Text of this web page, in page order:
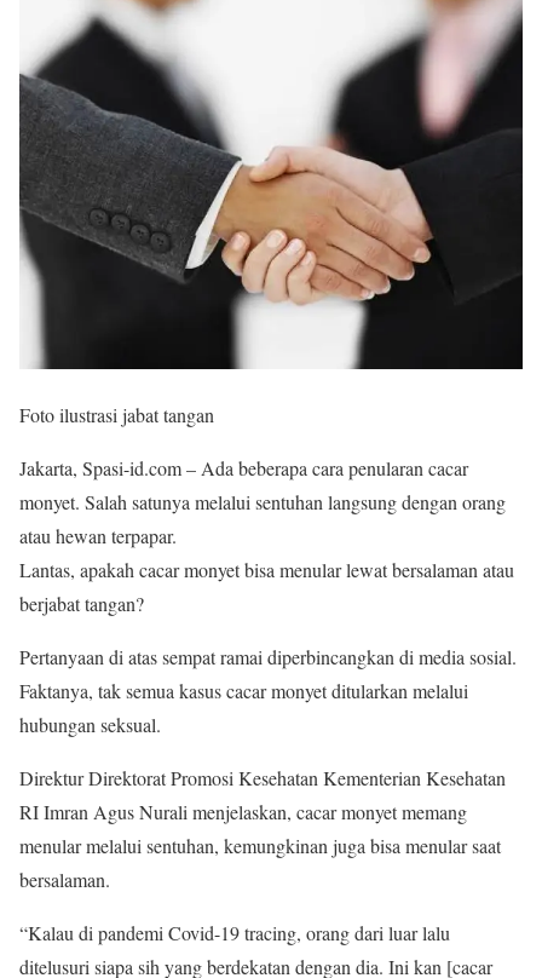
Foto ilustrasi jabat tangan
Jakarta, Spasi-id.com – Ada beberapa cara penularan cacar
monyet. Salah satunya melalui sentuhan langsung dengan orang
atau hewan terpapar.
Lantas, apakah cacar monyet bisa menular lewat bersalaman atau
berjabat tangan?
Pertanyaan di atas sempat ramai diperbincangkan di media sosial.
Faktanya, tak semua kasus cacar monyet ditularkan melalui
hubungan seksual.
Direktur Direktorat Promosi Kesehatan Kementerian Kesehatan
RI Imran Agus Nurali menjelaskan, cacar monyet memang
menular melalui sentuhan, kemungkinan juga bisa menular saat
bersalaman.
“Kalau di pandemi Covid-19 tracing, orang dari luar lalu
ditelusuri siapa sih yang berdekatan dengan dia. Ini kan [cacar